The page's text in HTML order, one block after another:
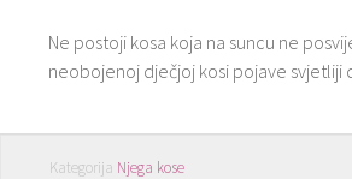
Ne postoji kosa koja na suncu ne
neobojenoj dječjoj kosi pojave svjetliji
Kategorija Njega kose